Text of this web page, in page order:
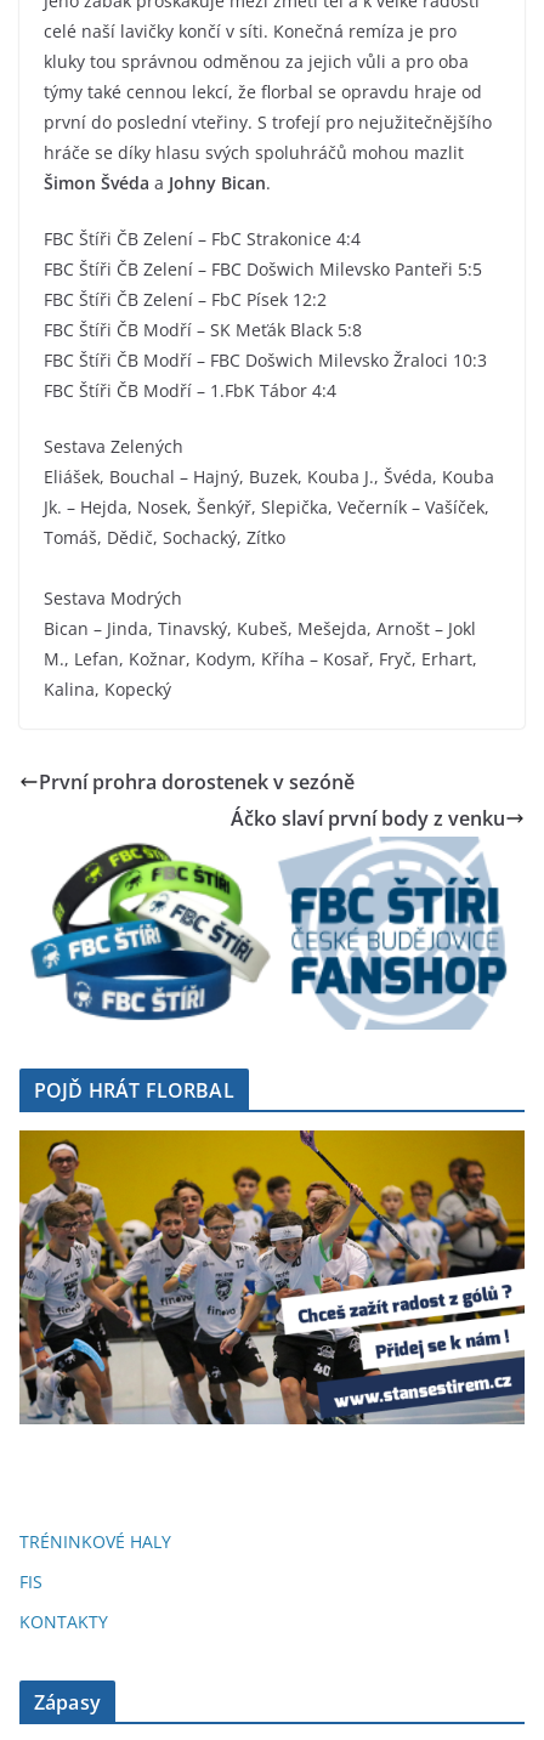
celé naší lavičky končí v síti. Konečná remíza je pro
kluky tou správnou odměnou za jejich vůli a pro oba
týmy také cennou lekcí, že florbal se opravdu hraje od
první do poslední vteřiny. S trofejí pro nejužitečnějšího
hráče se díky hlasu svých spoluhráčů mohou mazlit
Šimon Švéda a Johny Bican.
FBC Štíři ČB Zelení – FbC Strakonice 4:4
FBC Štíři ČB Zelení – FBC Došwich Milevsko Panteři 5:5
FBC Štíři ČB Zelení – FbC Písek 12:2
FBC Štíři ČB Modří – SK Meťák Black 5:8
FBC Štíři ČB Modří – FBC Došwich Milevsko Žraloci 10:3
FBC Štíři ČB Modří – 1.FbK Tábor 4:4
Sestava Zelených
Eliášek, Bouchal – Hajný, Buzek, Kouba J., Švéda, Kouba
Jk. – Hejda, Nosek, Šenkýř, Slepička, Večerník – Vašíček,
Tomáš, Dědič, Sochacký, Zítko
Sestava Modrých
Bican – Jinda, Tinavský, Kubeš, Mešejda, Arnošt – Jokl
M., Lefan, Kožnar, Kodym, Kříha – Kosař, Fryč, Erhart,
Kalina, Kopecký
První prohra dorostenek v sezóně
Áčko slaví první body z venku
POJĎ HRÁT FLORBAL
TRÉNINKOVÉ HALY
FIS
KONTAKTY
Zápasy